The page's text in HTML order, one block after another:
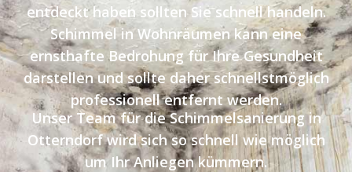
entdeckt haben sollten Sie schnell handeln.
Schimmel in Wohnräumen kann eine
ernsthafte Bedrohung für Ihre Gesundheit
darstellen und sollte daher schnellstmöglich
professionell entfernt werden.
Unser Team für die Schimmelsanierung in
Otterndorf wird sich so schnell wie möglich
um Ihr Anliegen kümmern.